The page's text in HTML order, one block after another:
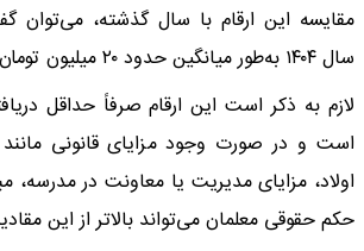
مقایسه این ارقام با سال گذشته، می‌توان
سال ۱۴۰۴ به‌طور میانگین حدود ۲۰ میلیون تومان افزایش یافته است.
لازم به ذکر است این ارقام صرفاً حداقل
است و در صورت وجود مزایای قانونی
اولاد، مزایای مدیریت یا معاونت در مدرسه،
حکم حقوقی معلمان می‌تواند بالاتر از این